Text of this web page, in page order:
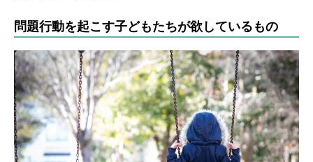
問題行動を起こす子どもたちが欲しているもの